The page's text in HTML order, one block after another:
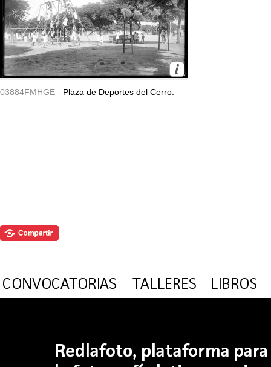
03884FMHGE - Plaza de Deportes del Cerro.